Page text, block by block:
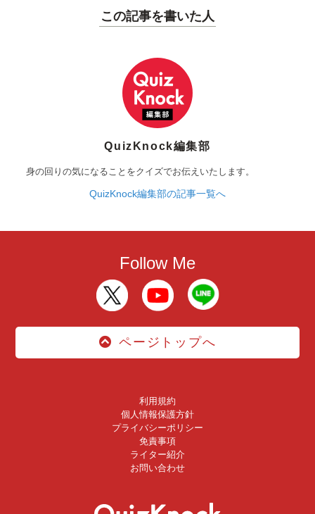
この記事を書いた人
QuizKnock編集部
身の回りの気になることをクイズでお伝えいたします。
QuizKnock編集部の記事一覧へ
Follow Me
ページトップへ
利用規約
個人情報保護方針
プライバシーポリシー
免責事項
ライター紹介
お問い合わせ